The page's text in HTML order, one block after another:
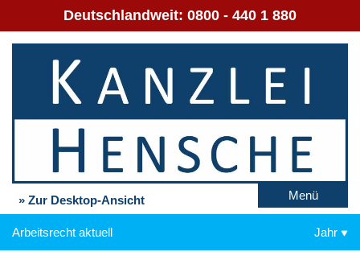
Deutschlandweit: 0800 - 440 1 880
» Zur Desktop-Ansicht Menü
Arbeitsrecht aktuell Jahr